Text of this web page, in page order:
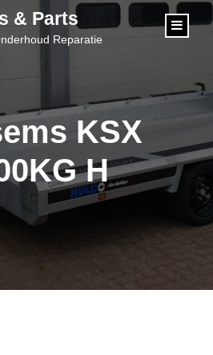
& Parts
Reparatie
KSX
H